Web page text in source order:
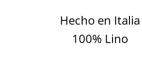
Hecho en Italia
100% Lino